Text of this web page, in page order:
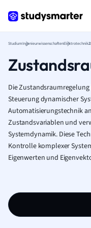
StudiumIngenieurwissenschaftenElektrotechnik
Die
Steuerung dynamischer
Automatisierungstechnik
Zustandsvariablen und
Systemdynamik. Diese
Kontrolle komplexer
Eigenwerten und